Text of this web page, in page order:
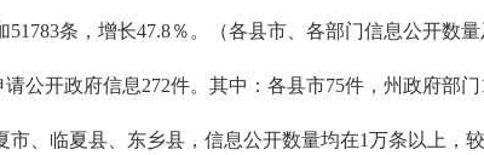
条，增长47.8％。（各县市、各部门信息公开数量
公开政府信息272件。其中：各县市75件，州政府部门
、临夏县、东乡县，信息公开数量均在1万条以上